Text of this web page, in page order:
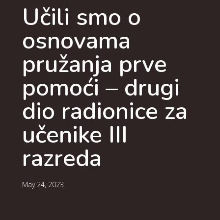
Učili smo o
osnovama
pružanja prve
pomoći – drugi
dio radionice za
učenike III
razreda
May 24, 2023